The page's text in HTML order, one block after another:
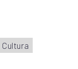
Cultura